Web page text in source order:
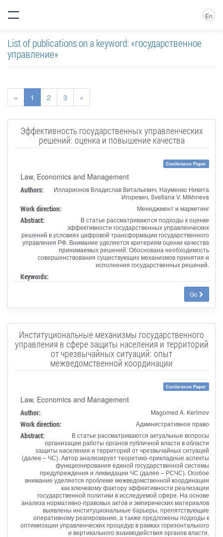
En
List of publications on a keyword: «государственное
управление»
« 1 2 3 »
Эффективность государственных управленческих
решений: оценка и повышение качества
Conference Paper
Law, Economics and Management
Authors:
Илларионов Владислав Витальевич, Науменко Никита
Игоревич, Svetlana V. Mikhneva
Work direction: Менеджмент и маркетинг
Abstract:
В статье рассматриваются подходы к оценке
эффективности государственных управленческих
решений в условиях цифровой трансформации государственного
управления РФ. Внимание уделяется критериям оценки качества
принимаемых решений. Обоснована необходимость
совершенствования существующих механизмов принятия и
исполнения государственных решений.
Keywords:
Go
Институциональные механизмы государственного
управления в сфере защиты населения и территорий
от чрезвычайных ситуаций: опыт
межведомственной координации
Conference Paper
Law, Economics and Management
Author: Magomed A. Kerimov
Work direction: Административное право
Abstract:
В статье рассматриваются актуальные вопросы
организации работы органов публичной власти в области
защиты населения и территорий от чрезвычайных ситуаций
(далее – ЧС). Автор анализирует теоретико-прикладные аспекты
функционирования единой государственной системы
предупреждения и ликвидации ЧС (далее – РСЧС). Особое
внимание уделяется проблеме межведомственной координации
как ключевому фактору эффективности реализации
государственной политики в исследуемой сфере. На основе
анализа нормативно-правовых актов и эмпирических материалов
выявлены институциональные барьеры, препятствующие
оперативному реагированию, а также предложены подходы к
оптимизации управленческих процедур в рамках горизонтального
и вертикального взаимодействия органов власти.